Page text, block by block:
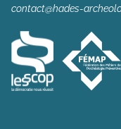
contact@hades-